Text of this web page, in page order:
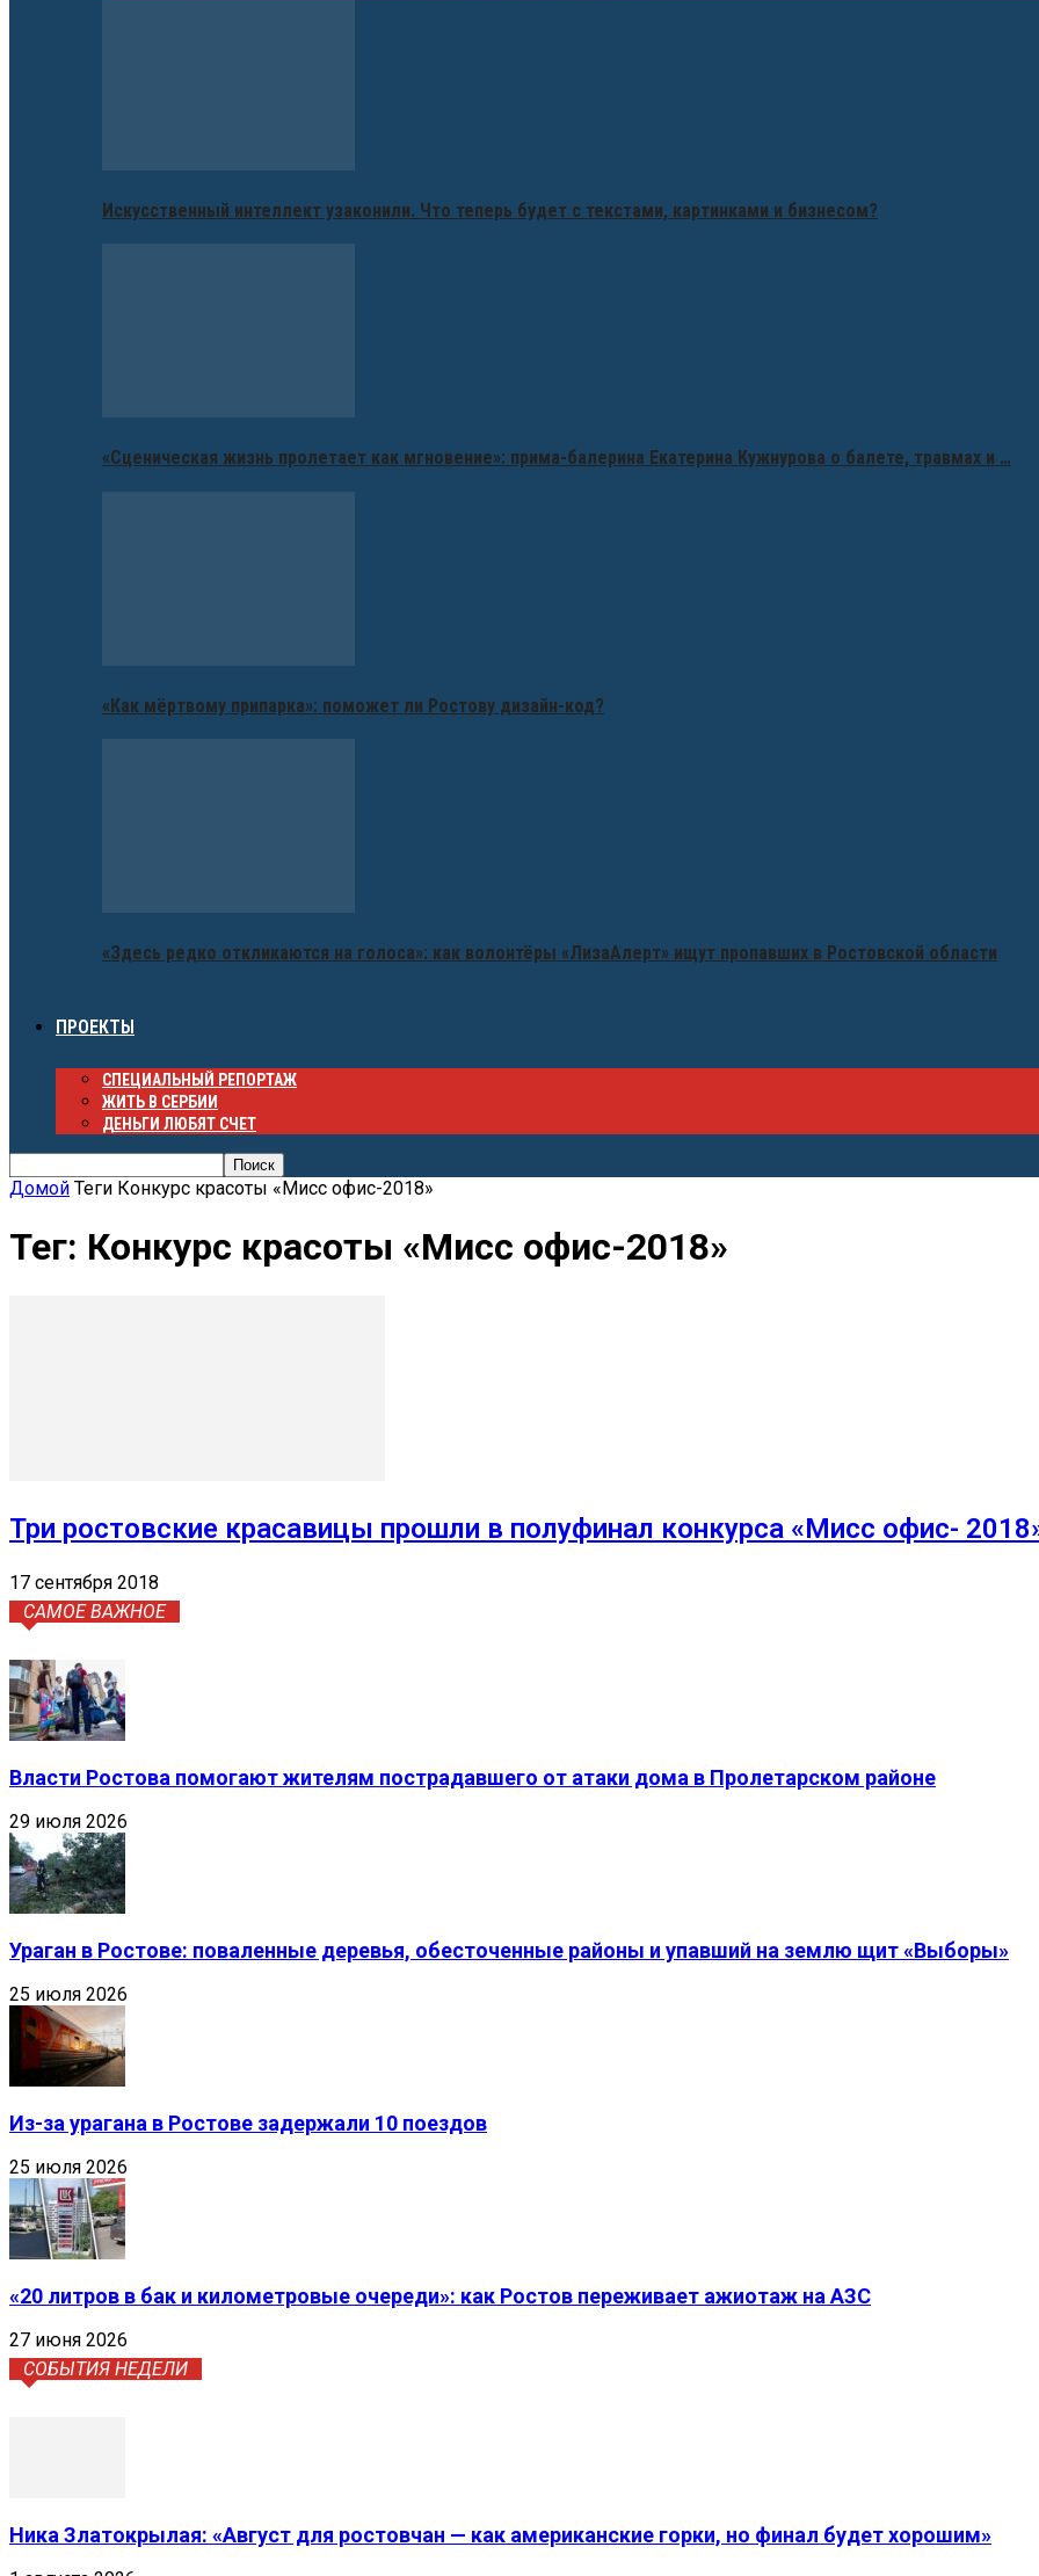
Искусственный интеллект узаконили. Что теперь будет с текстами, картинками и бизнесом?
«Сценическая жизнь пролетает как мгновение»: прима-балерина Екатерина Кужнурова о балете, травмах и …
«Как мёртвому припарка»: поможет ли Ростову дизайн-код?
«Здесь редко откликаются на голоса»: как волонтёры «ЛизаАлерт» ищут пропавших в Ростовской области
ПРОЕКТЫ
СПЕЦИАЛЬНЫЙ РЕПОРТАЖ
ЖИТЬ В СЕРБИИ
ДЕНЬГИ ЛЮБЯТ СЧЕТ
Домой Теги Конкурс красоты «Мисс офис-2018»
Тег: Конкурс красоты «Мисс офис-2018»
Три ростовские красавицы прошли в полуфинал конкурса «Мисс офис-
17 сентября 2018
САМОЕ ВАЖНОЕ
Власти Ростова помогают жителям пострадавшего от атаки дома в Пролетарском районе
29 июля 2026
Ураган в Ростове: поваленные деревья, обесточенные районы и упавший на землю щит «Выборы»
25 июля 2026
Из-за урагана в Ростове задержали 10 поездов
25 июля 2026
«20 литров в бак и километровые очереди»: как Ростов переживает ажиотаж на АЗС
27 июня 2026
СОБЫТИЯ НЕДЕЛИ
Ника Златокрылая: «Август для ростовчан — как американские горки, но финал будет хорошим»